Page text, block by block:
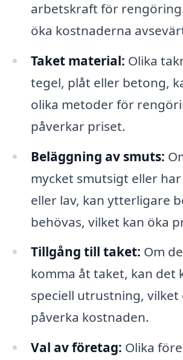
arbetskraft för
öka kostnaderna
Taket material: Olika
tegel, plåt eller betong,
olika metoder för
påverkar priset.
Beläggning av smuts:
mycket smutsigt eller
eller lav, kan ytterligare
behövas, vilket kan öka
Tillgång till taket: Om
komma åt taket, kan det
speciell utrustning, vilket
påverka kostnaden.
Val av företag: Olika